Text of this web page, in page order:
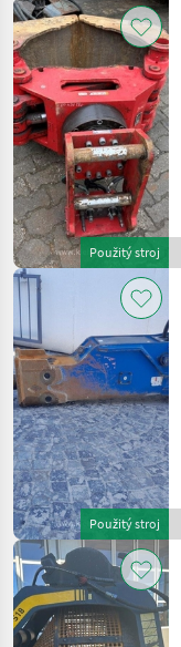
Použitý stroj
Použitý stroj